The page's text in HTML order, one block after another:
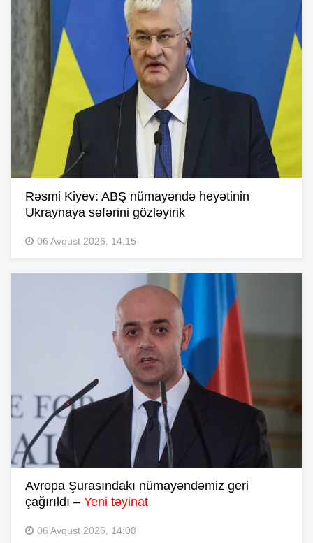
Rəsmi Kiyev: ABŞ nümayəndə heyətinin
Ukraynaya səfərini gözləyirik
06 Avqust 2026, 14:15
Avropa Şurasındakı nümayəndəmiz geri
çağırıldı – Yeni təyinat
06 Avqust 2026, 14:08